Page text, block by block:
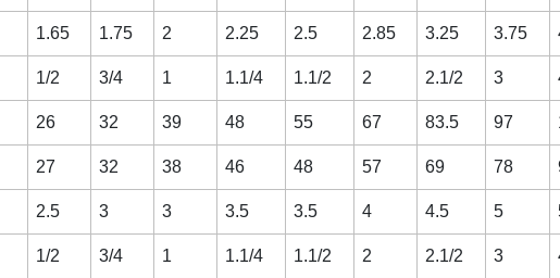
1.65 1.75 2 2.25 2.5 2.85 3.25 3.75
1/2 3/4 1 1.1/4 1.1/2 2 2.1/2 3
26 32 39 48 55 67 83.5 97
27 32 38 46 48 57 69 78
2.5 3 3 3.5 3.5 4 4.5 5
1/2 3/4 1 1.1/4 1.1/2 2 2.1/2 3